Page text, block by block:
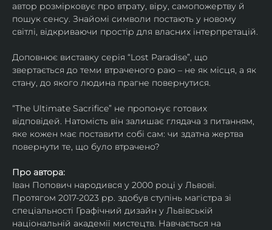
автор розмірковує про втрату, віру, самопожертву й
пошук сенсу. Знайомі символи постають у новому
світлі, відкриваючи простір для власних інтерпретацій.
Доповнює виставку серія “Lost Paradise”, що
звертається до теми втраченого раю – не як місця, а як
стану, до якого людина прагне повернутися.
“The Ultimate Sacrifice” не пропонує готових
відповідей. Натомість він залишає глядача з питанням,
яке кожен має поставити собі сам: чи здатна жертва
повернути те, що було втрачено?
Про автора:
Іван Попович народився у 2000 році у Львові.
Протягом 2017-2023 рр. здобув ступінь магістра зі
спеціальності Графічний дизайн у Львівській
національній академії мистецтв. Навчається на